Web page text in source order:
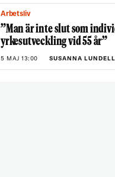
Arbetsliv
”Man är inte slut som
yrkesutveckling vid 55 år”
5 MAJ 13:00 SUSANNA LUNDELL